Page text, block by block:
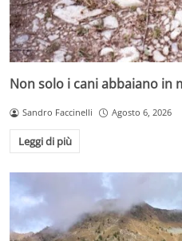
Non solo i cani abbaiano in
Sandro Faccinelli Agosto 6, 2026
Leggi di più